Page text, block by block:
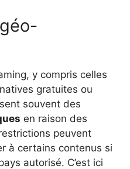
y compris celles
gratuites ou
souvent des
en raison des
peuvent
à certains contenus si
autorisé. C’est ici